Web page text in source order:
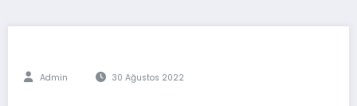
Admin 30 Ağustos 2022